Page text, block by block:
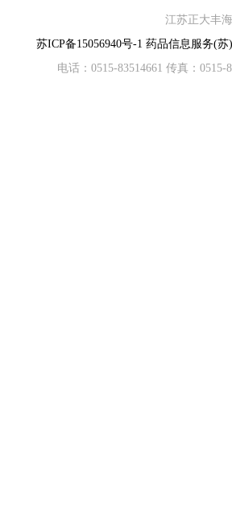
江苏正大丰
苏ICP备15056940号-1 药品信息服务(苏
电话：0515-83514661 传真：